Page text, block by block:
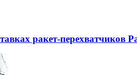
ракет-перехватчиков